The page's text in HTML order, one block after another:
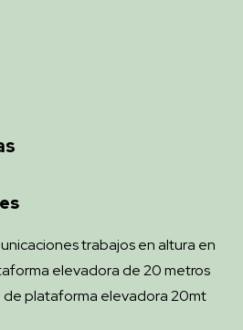
trabajos en altura en
elevadora de 20 metros
de plataforma elevadora 20mt